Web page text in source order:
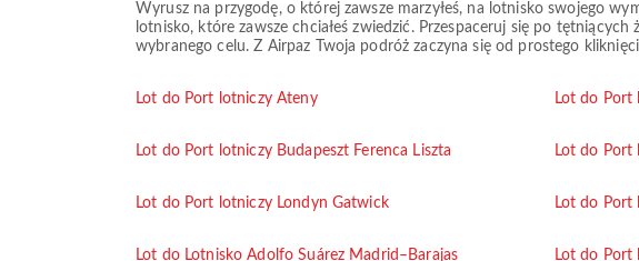
Wyrusz na przygodę, o której zawsze marzyłeś, na lotnisko swojego
lotnisko, które zawsze chciałeś zwiedzić. Przespaceruj się po
wybranego celu. Z Airpaz Twoja podróż zaczyna się od prostego
Lot do Port lotniczy Ateny Lot do Port
Lot do Port lotniczy Budapeszt Ferenca Liszta Lot do Port
Lot do Port lotniczy Londyn Gatwick Lot do Port
Lot do Lotnisko Adolfo Suárez Madrid–Barajas Lot do Port